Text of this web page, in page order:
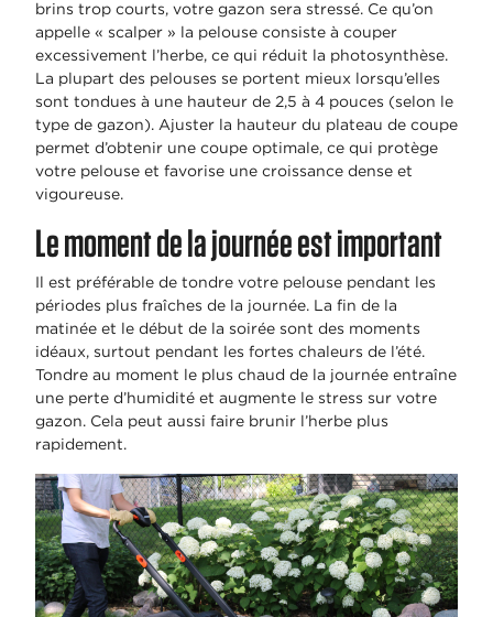
brins trop courts, votre gazon sera stressé. Ce qu’on
appelle « scalper » la pelouse consiste à couper
excessivement l’herbe, ce qui réduit la photosynthèse.
La plupart des pelouses se portent mieux lorsqu’elles
sont tondues à une hauteur de 2,5 à 4 pouces (selon le
type de gazon). Ajuster la hauteur du plateau de coupe
permet d’obtenir une coupe optimale, ce qui protège
votre pelouse et favorise une croissance dense et
vigoureuse.
Le moment de la journée est important
Il est préférable de tondre votre pelouse pendant les
périodes plus fraîches de la journée. La fin de la
matinée et le début de la soirée sont des moments
idéaux, surtout pendant les fortes chaleurs de l’été.
Tondre au moment le plus chaud de la journée entraîne
une perte d’humidité et augmente le stress sur votre
gazon. Cela peut aussi faire brunir l’herbe plus
rapidement.